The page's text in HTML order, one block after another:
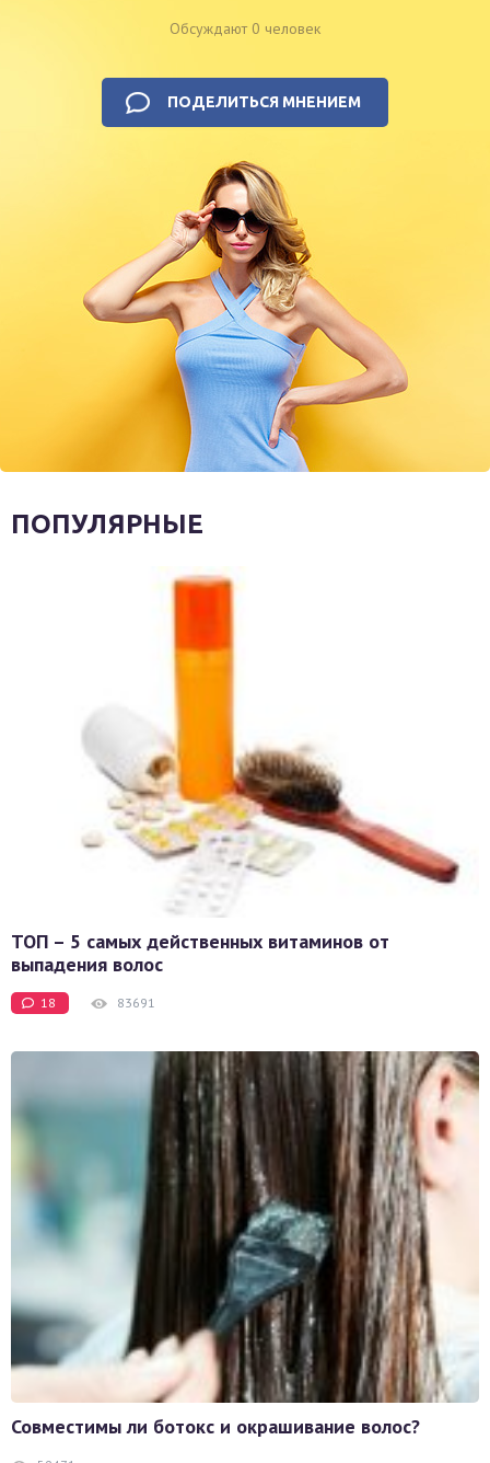
Обсуждают 0 человек
ПОДЕЛИТЬСЯ МНЕНИЕМ
ПОПУЛЯРНЫЕ
ТОП – 5 самых действенных витаминов от
выпадения волос
18 83691
Совместимы ли ботокс и окрашивание волос?